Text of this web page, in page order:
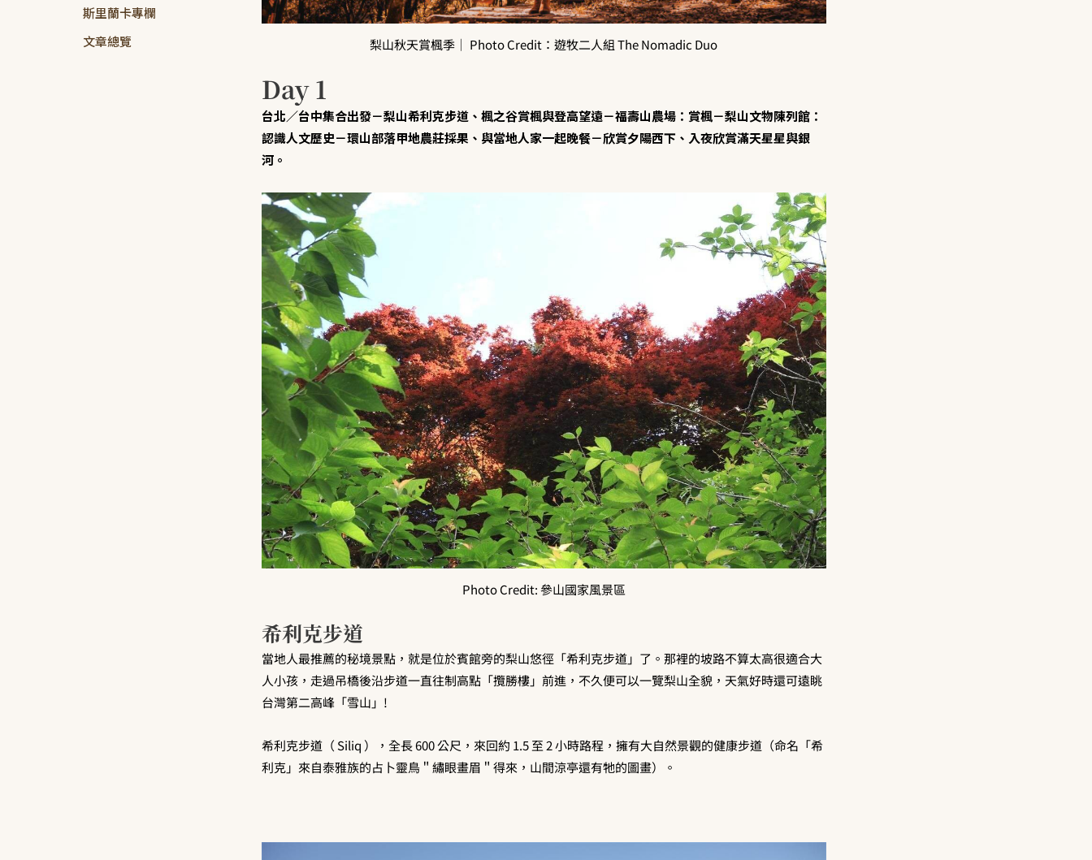
斯里蘭卡專欄
文章總覽
梨山秋天賞楓季｜ Photo Credit：遊牧二人組 The Nomadic Duo
Day 1
台北／台中集合出發－梨山希利克步道、楓之谷賞楓與登高望遠－福壽山農場：賞楓－梨山文物陳列館：
認識人文歷史－環山部落甲地農莊採果、與當地人家一起晚餐－欣賞夕陽西下、入夜欣賞滿天星星與銀
河。
Photo Credit: 參山國家風景區
希利克步道
當地人最推薦的秘境景點，就是位於賓館旁的梨山悠徑「希利克步道」了。那裡的坡路不算太高很適合大
人小孩，走過吊橋後沿步道一直往制高點「攬勝樓」前進，不久便可以一覽梨山全貌，天氣好時還可遠眺
台灣第二高峰「雪山」!
希利克步道（ Siliq ），全長 600 公尺，來回約 1.5 至 2 小時路程，擁有大自然景觀的健康步道（命名「希
利克」來自泰雅族的占卜靈鳥＂繡眼畫眉＂得來，山間涼亭還有牠的圖畫）。